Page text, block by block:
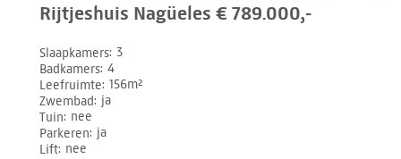
Rijtjeshuis Nagüeles € 789.000,-
Slaapkamers 3
Badkamers 4
Leefruimte 156m²
Zwembad ja
Tuin nee
Parkeren ja
Lift nee